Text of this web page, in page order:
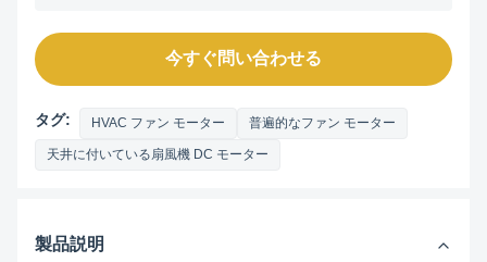
今すぐ問い合わせる
タグ: HVAC ファン モーター 普遍的なファン モーター
天井に付いている扇風機 DC モーター
製品説明